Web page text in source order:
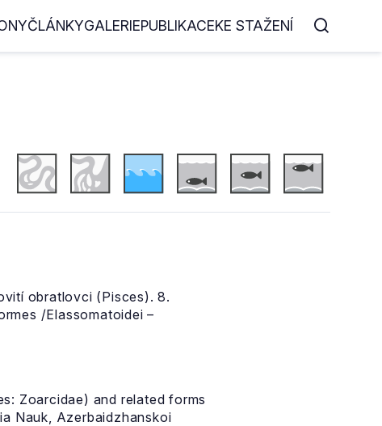
ČLÁNKYGALERIEPUBLIKACEKE STAŽENÍ
obratlovci (Pisces). 8.
/Elassomatoidei –
Zoarcidae) and related forms
Nauk, Azerbaidzhanskoi